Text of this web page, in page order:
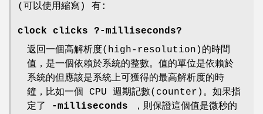
(可以使用縮寫) 有:
clock clicks ?-milliseconds?
返回一個高解析度(high-resolution)的時間
值，是一個依賴於系統的整數。值的單位是依賴於
系統的但應該是系統上可獲得的最高解析度的時
鐘，比如一個 CPU 週期記數(counter)。如果指
定了
-milliseconds ，則保證這個值是微秒的